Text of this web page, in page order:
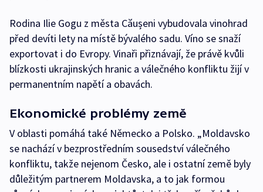
Rodina Ilie Gogu z města Căușeni vybudovala vinohrad
před devíti lety na místě bývalého sadu. Víno se snaží
exportovat i do Evropy. Vinaři přiznávají, že právě kvůli
blízkosti ukrajinských hranic a válečného konfliktu žijí v
permanentním napětí a obavách.
Ekonomické problémy země
V oblasti pomáhá také Německo a Polsko. „Moldavsko
se nachází v bezprostředním sousedství válečného
konfliktu, takže nejenom Česko, ale i ostatní země byly
důležitým partnerem Moldavska, a to jak formou